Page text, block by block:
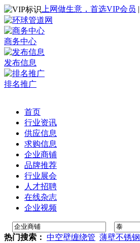
上网做生意，首选VIP会员 |
商务中心
发布信息
排名推广
首页
行业资讯
供应信息
求购信息
企业商铺
品牌推荐
行业展会
人才招聘
在线杂志
企业视频
热门搜索： 中空壁缠绕管 薄壁不锈钢